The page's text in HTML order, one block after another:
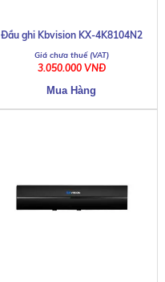
Đầu ghi Kbvision KX-4K8104N2
3.050.000 VNĐ